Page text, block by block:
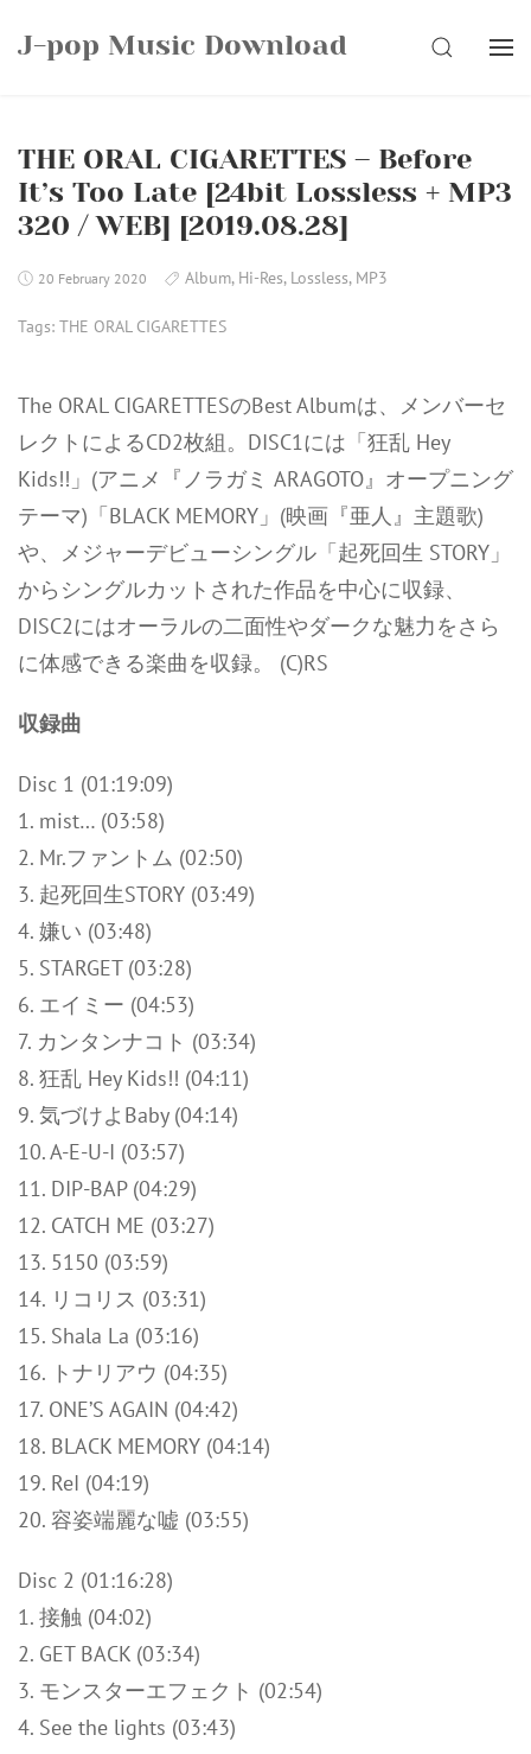
J-pop Music Download SEARCH
THE ORAL CIGARETTES – Before
It’s Too Late [24bit Lossless + MP3
320 / WEB] [2019.08.28]
20 February 2020 Album, Hi-Res, Lossless, MP3
Tags: THE ORAL CIGARETTES
The ORAL CIGARETTESのBest Albumは、メンバーセ
レクトによるCD2枚組。DISC1には「狂乱 Hey
Kids!!」(アニメ『ノラガミ ARAGOTO』オープニング
テーマ)「BLACK MEMORY」(映画『亜人』主題歌)
や、メジャーデビューシングル「起死回生 STORY」
からシングルカットされた作品を中心に収録、
DISC2にはオーラルの二面性やダークな魅力をさら
に体感できる楽曲を収録。 (C)RS
収録曲
Disc 1 (01:19:09)
1. mist… (03:58)
2. Mr.ファントム (02:50)
3. 起死回生STORY (03:49)
4. 嫌い (03:48)
5. STARGET (03:28)
6. エイミー (04:53)
7. カンタンナコト (03:34)
8. 狂乱 Hey Kids!! (04:11)
9. 気づけよBaby (04:14)
10. A-E-U-I (03:57)
11. DIP-BAP (04:29)
12. CATCH ME (03:27)
13. 5150 (03:59)
14. リコリス (03:31)
15. Shala La (03:16)
16. トナリアウ (04:35)
17. ONE’S AGAIN (04:42)
18. BLACK MEMORY (04:14)
19. ReI (04:19)
20. 容姿端麗な嘘 (03:55)
Disc 2 (01:16:28)
1. 接触 (04:02)
2. GET BACK (03:34)
3. モンスターエフェクト (02:54)
4. See the lights (03:43)